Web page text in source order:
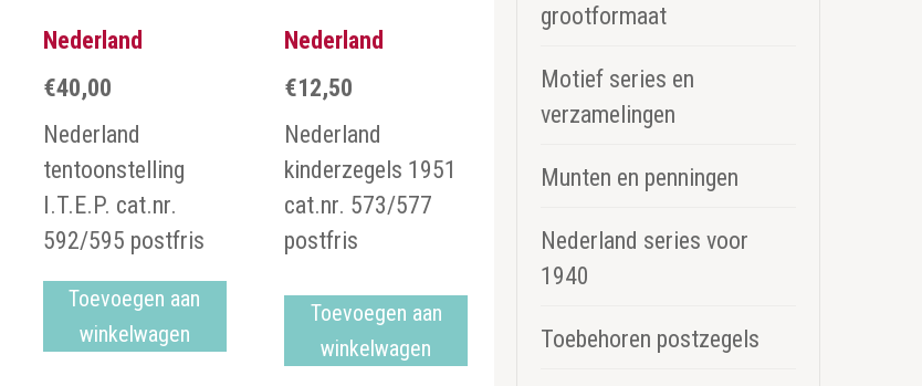
Nederland
€40,00
Nederland
tentoonstelling
I.T.E.P. cat.nr.
592/595 postfris
Toevoegen aan
winkelwagen
Nederland
€12,50
Nederland
kinderzegels 1951
cat.nr. 573/577
postfris
Toevoegen aan
winkelwagen
grootformaat
Motief series en
verzamelingen
Munten en penningen
Nederland series voor
1940
Toebehoren postzegels